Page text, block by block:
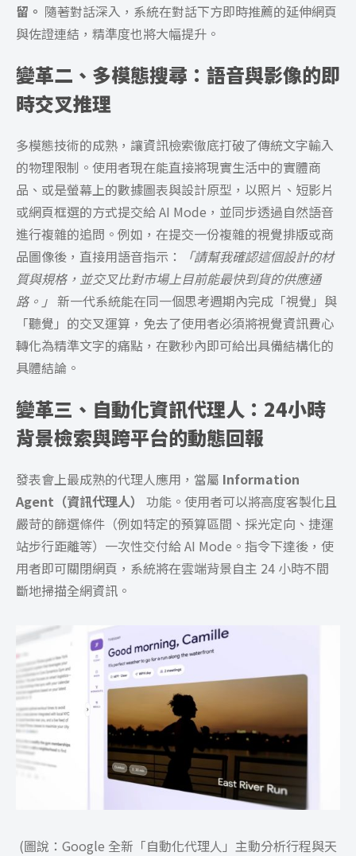
留。 隨著對話深入，系統在對話下方即時推薦的延伸網頁
與佐證連結，精準度也將大幅提升。
變革二、多模態搜尋：語音與影像的即
時交叉推理
多模態技術的成熟，讓資訊檢索徹底打破了傳統文字輸入
的物理限制。使用者現在能直接將現實生活中的實體商
品、或是螢幕上的數據圖表與設計原型，以照片、短影片
或網頁框選的方式提交給 AI Mode，並同步透過自然語音
進行複雜的追問。例如，在提交一份複雜的視覺排版或商
品圖像後，直接用語音指示：
「請幫我確認這個設計的材
質與規格，並交叉比對市場上目前能最快到貨的供應通
路。」 新一代系統能在同一個思考週期內完成「視覺」與
「聽覺」的交叉運算，免去了使用者必須將視覺資訊費心
轉化為精準文字的痛點，在數秒內即可給出具備結構化的
具體結論。
變革三、自動化資訊代理人：24小時
背景檢索與跨平台的動態回報
發表會上最成熟的代理人應用，當屬 Information
Agent（資訊代理人）
功能。使用者可以將高度客製化且
嚴苛的篩選條件（例如特定的預算區間、採光定向、捷運
站步行距離等）一次性交付給 AI Mode。指令下達後，使
用者即可關閉網頁，系統將在雲端背景自主 24 小時不間
斷地掃描全網資訊。
(圖說：Google 全新「自動化代理人」主動分析行程與天